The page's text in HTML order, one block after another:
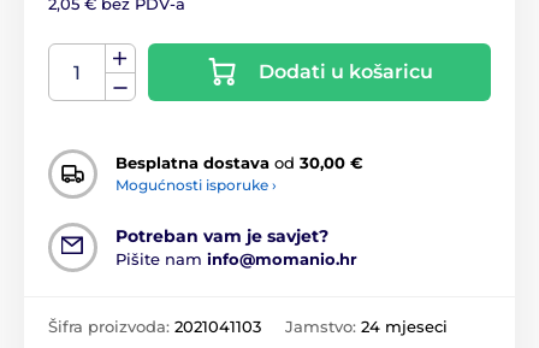
Dodati u košaricu
Besplatna dostava od 30,00 €
Mogućnosti isporuke ›
Potreban vam je savjet?
Pišite nam info@momanio.hr
Šifra proizvoda: 2021041103 Jamstvo: 24 mjeseci